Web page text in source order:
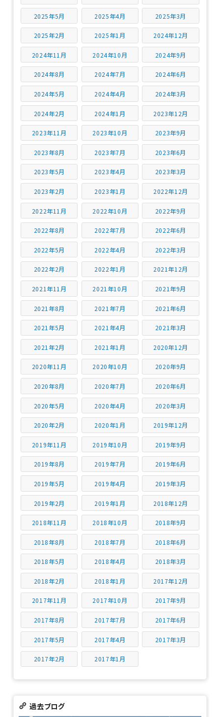
2025年5月 2025年4月 2025年3月
2025年2月 2025年1月 2024年12月
2024年11月 2024年10月 2024年9月
2024年8月 2024年7月 2024年6月
2024年5月 2024年4月 2024年3月
2024年2月 2024年1月 2023年12月
2023年11月 2023年10月 2023年9月
2023年8月 2023年7月 2023年6月
2023年5月 2023年4月 2023年3月
2023年2月 2023年1月 2022年12月
2022年11月 2022年10月 2022年9月
2022年8月 2022年7月 2022年6月
2022年5月 2022年4月 2022年3月
2022年2月 2022年1月 2021年12月
2021年11月 2021年10月 2021年9月
2021年8月 2021年7月 2021年6月
2021年5月 2021年4月 2021年3月
2021年2月 2021年1月 2020年12月
2020年11月 2020年10月 2020年9月
2020年8月 2020年7月 2020年6月
2020年5月 2020年4月 2020年3月
2020年2月 2020年1月 2019年12月
2019年11月 2019年10月 2019年9月
2019年8月 2019年7月 2019年6月
2019年5月 2019年4月 2019年3月
2019年2月 2019年1月 2018年12月
2018年11月 2018年10月 2018年9月
2018年8月 2018年7月 2018年6月
2018年5月 2018年4月 2018年3月
2018年2月 2018年1月 2017年12月
2017年11月 2017年10月 2017年9月
2017年8月 2017年7月 2017年6月
2017年5月 2017年4月 2017年3月
2017年2月 2017年1月
過去ブログ